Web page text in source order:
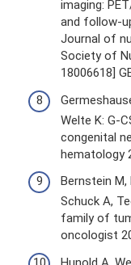
imaging:
and follow-
Journal of
Society of
18006618]
Welte K: G-
congenital
hematology
Bernstein M,
Schuck A,
family of
oncologist